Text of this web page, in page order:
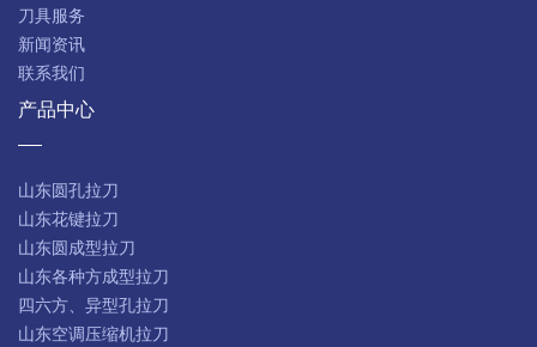
刀具服务
新闻资讯
联系我们
产品中心
山东圆孔拉刀
山东花键拉刀
山东圆成型拉刀
山东各种方成型拉刀
四六方、异型孔拉刀
山东空调压缩机拉刀